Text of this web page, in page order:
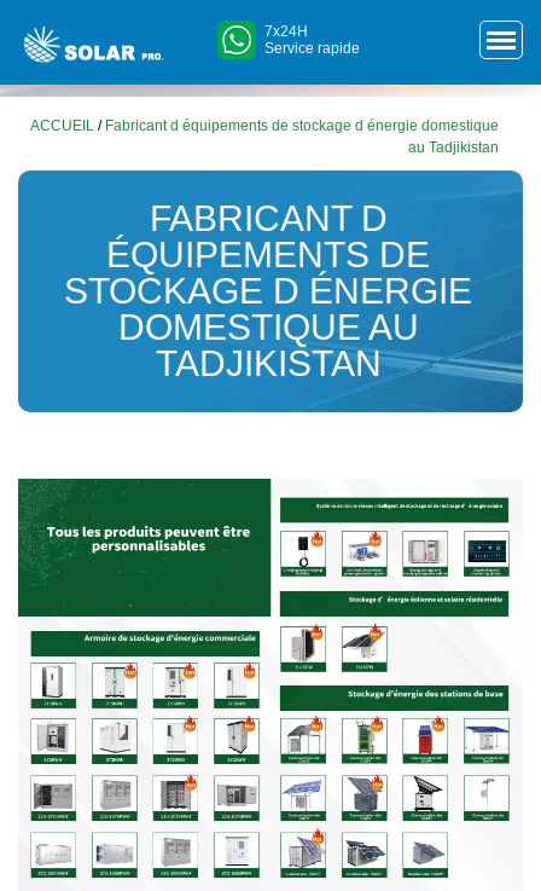
7x24H
Service rapide
ACCUEIL / Fabricant d équipements de stockage d énergie domestique
au Tadjikistan
FABRICANT D
ÉQUIPEMENTS DE
STOCKAGE D ÉNERGIE
DOMESTIQUE AU
TADJIKISTAN